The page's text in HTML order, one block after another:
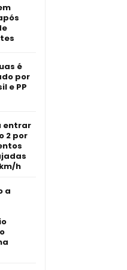
é
por
e PP
entrar
2 por
h
a